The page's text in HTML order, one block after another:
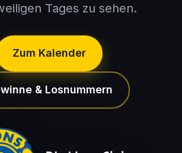
Tages zu sehen.
Zum Kalender
& Losnummern